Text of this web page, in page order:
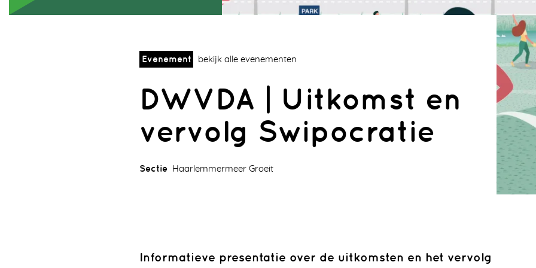
Evenement bekijk alle evenementen
DWVDA | Uitkomst en
vervolg Swipocratie
Sectie Haarlemmermeer Groeit
Informatieve presentatie over de uitkomsten en het vervolg